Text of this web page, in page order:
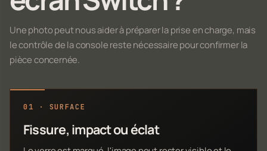
Une photo peut nous aider à préparer la prise en charge, mais
le contrôle de la console reste nécessaire pour confirmer la
pièce concernée.
01 · SURFACE
Fissure, impact ou éclat